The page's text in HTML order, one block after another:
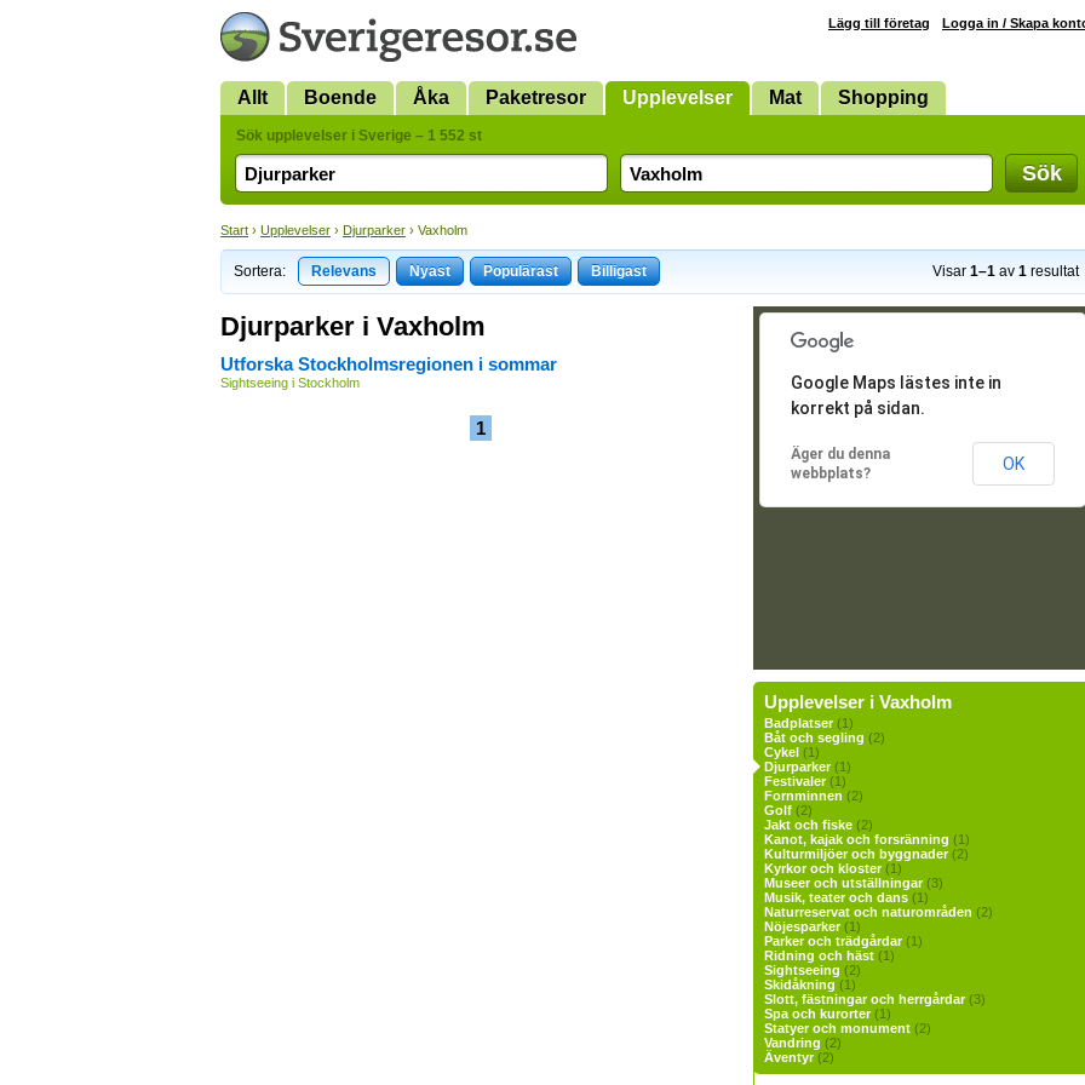
Lägg till företag Logga in / Skapa
Allt Boende Åka Paketresor Upplevelser Mat Shopping
Sök upplevelser i Sverige – 1 552 st
Sök
Start › Upplevelser › Djurparker › Vaxholm
Sortera: Relevans Nyast Populärast Billigast Visar 1–1 av 1 resultat
Djurparker i Vaxholm
Utforska Stockholmsregionen i sommar
Sightseeing i Stockholm
1
Google Maps lästes inte in
korrekt på sidan.
Äger du denna
webbplats?
OK
Upplevelser i Vaxholm
Badplatser(1)
Båt och segling (2)
Cykel (1)
Djurparker(1)
Festivaler(1)
Fornminnen (2)
Golf (2)
Jakt och fiske (2)
Kanot, kajak och forsränning (1)
Kulturmiljöer och byggnader(2)
Kyrkor och kloster(1)
Museer och utställningar(3)
Musik, teater och dans (1)
Naturreservat och naturområden (2)
Nöjesparker(1)
Parker och trädgårdar(1)
Ridning och häst (1)
Sightseeing (2)
Skidåkning (1)
Slott, fästningar och herrgårdar(3)
Spa och kurorter(1)
Statyer och monument (2)
Vandring (2)
Äventyr(2)